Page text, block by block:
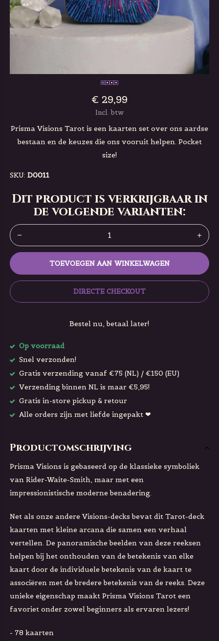
€ 29,99
Incl. btw
Prisma Visions Tarot is een kaarten set over ons aardse
bestaan ​​en de keuzes die ons vooruit helpen. Pocket
size!
SKU: D0011
Dit product is verkrijgbaar in
de volgende varianten:
TOEVOEGEN AAN WINKELWAGEN
DIRECTE CHECKOUT
Bestel nu, betaal later!
Op voorraad
Snel verzonden!
Gratis verzending vanaf €75 (NL) / €150 (EU)
Verzending binnen NL is maar €5,95!
Gratis in-store pickup & retour
Alle orders zijn met liefde ingepakt ❤
Productomschrijving
Prisma Visions is gebaseerd op de klassieke symboliek
van Rider-Waite-Smith, maar met een
impressionistische moderne benadering.
Net als onze andere Visions-decks bevat dit Tarot-deck
kaarten met kleine arcana die samen een verhaal
vertellen. De panoramische beelden van deze reeksen
helpen bij het onthouden van de betekenis van elke
kaart door de individuele betekenis van de kaart te
associëren met de bredere betekenis van de reeks. Deze
unieke eigenschap maakt Prisma Visions Tarot een
favoriet onder zowel beginners als ervaren lezers!
- 78 kaarten